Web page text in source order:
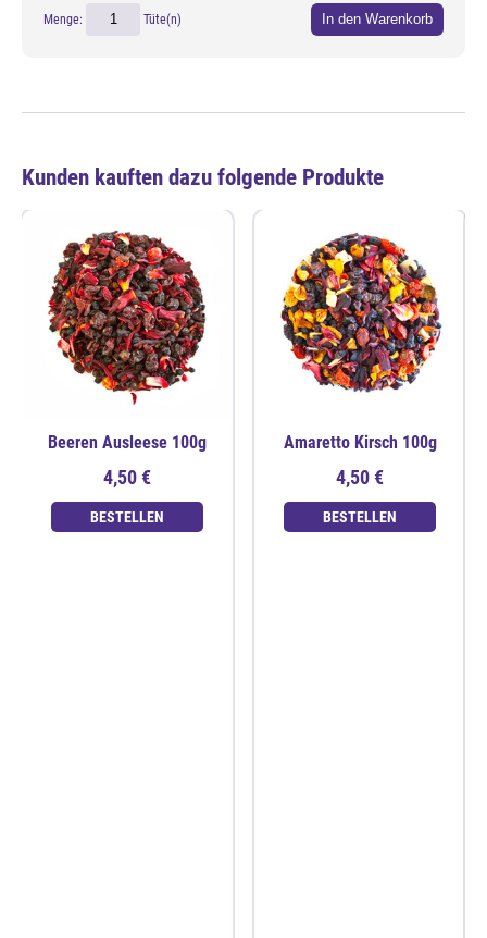
Menge: Tüte(n) In den Warenkorb
Kunden kauften dazu folgende Produkte
Beeren Ausleese 100g
4,50 €
BESTELLEN
Amaretto Kirsch 100g
4,50 €
BESTELLEN